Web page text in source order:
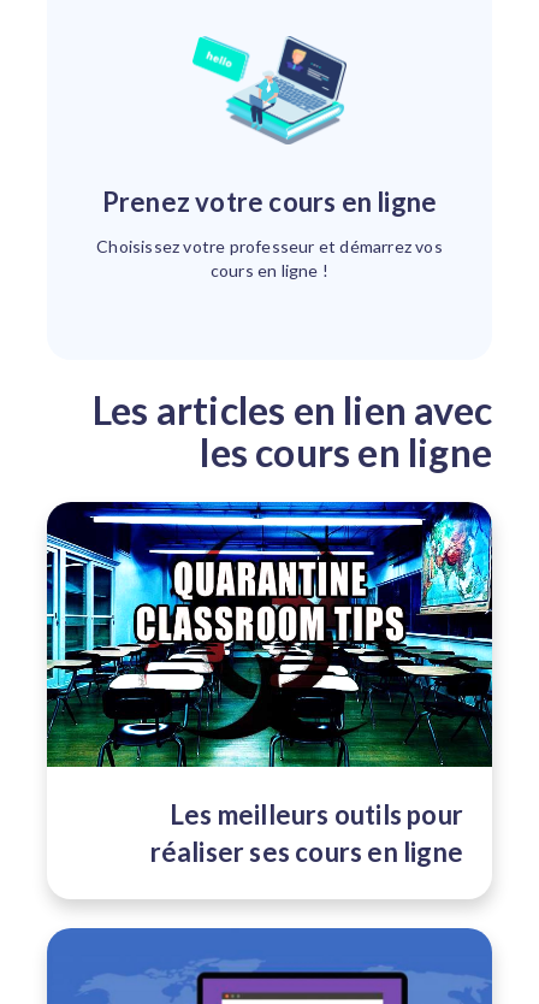
Prenez votre cours en ligne
Choisissez votre professeur et démarrez vos
cours en ligne !
Les articles en lien avec
les cours en ligne
Les meilleurs outils pour
réaliser ses cours en ligne